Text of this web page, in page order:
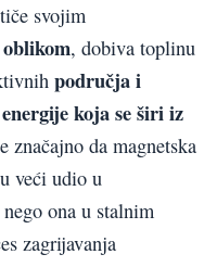
svojim
, dobiva toplinu
područja i
koja se širi iz
značajno da magnetska
veći udio u
ona u stalnim
zagrijavanja